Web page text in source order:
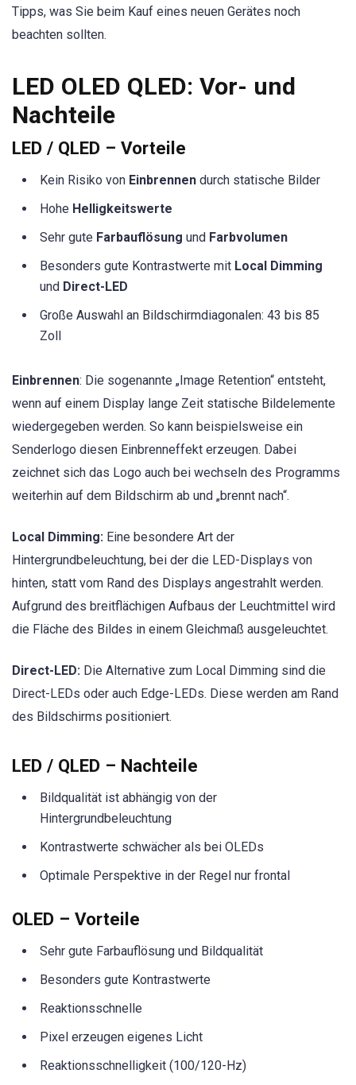
Tipps, was Sie beim Kauf eines neuen Gerätes noch
beachten sollten.
LED OLED QLED: Vor- und
Nachteile
LED / QLED – Vorteile
Kein Risiko von Einbrennen durch statische Bilder
Hohe Helligkeitswerte
Sehr gute Farbauflösung und Farbvolumen
Besonders gute Kontrastwerte mit Local Dimming
und Direct-LED
Große Auswahl an Bildschirmdiagonalen: 43 bis 85
Zoll
Einbrennen: Die sogenannte „Image Retention“ entsteht,
wenn auf einem Display lange Zeit statische Bildelemente
wiedergegeben werden. So kann beispielsweise ein
Senderlogo diesen Einbrenneffekt erzeugen. Dabei
zeichnet sich das Logo auch bei wechseln des Programms
weiterhin auf dem Bildschirm ab und „brennt nach“.
Local Dimming: Eine besondere Art der
Hintergrundbeleuchtung, bei der die LED-Displays von
hinten, statt vom Rand des Displays angestrahlt werden.
Aufgrund des breitflächigen Aufbaus der Leuchtmittel wird
die Fläche des Bildes in einem Gleichmaß ausgeleuchtet.
Direct-LED: Die Alternative zum Local Dimming sind die
Direct-LEDs oder auch Edge-LEDs. Diese werden am Rand
des Bildschirms positioniert.
LED / QLED – Nachteile
Bildqualität ist abhängig von der
Hintergrundbeleuchtung
Kontrastwerte schwächer als bei OLEDs
Optimale Perspektive in der Regel nur frontal
OLED – Vorteile
Sehr gute Farbauflösung und Bildqualität
Besonders gute Kontrastwerte
Reaktionsschnelle
Pixel erzeugen eigenes Licht
Reaktionsschnelligkeit (100/120-Hz)